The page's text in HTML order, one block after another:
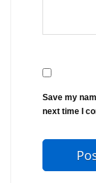
Save my
next time I